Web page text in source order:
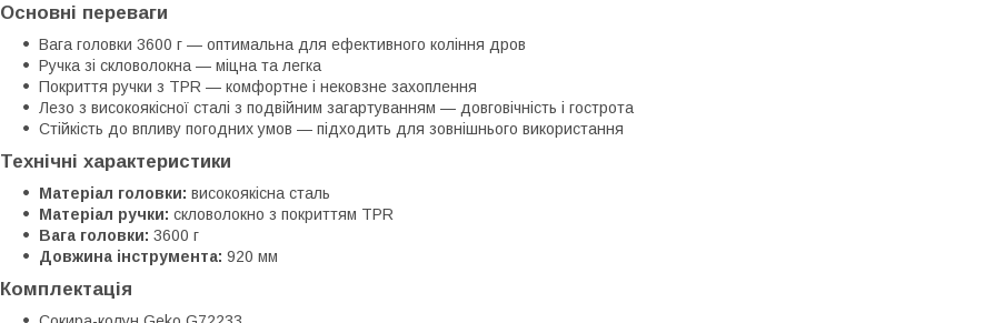
Основні переваги
Вага головки 3600 г — оптимальна для ефективного коління дров
Ручка зі скловолокна — міцна та легка
Покриття ручки з TPR — комфортне і нековзне захоплення
Лезо з високоякісної сталі з подвійним загартуванням — довговічність і гострота
Стійкість до впливу погодних умов — підходить для зовнішнього використання
Технічні характеристики
Матеріал головки: високоякісна сталь
Матеріал ручки: скловолокно з покриттям TPR
Вага головки: 3600 г
Довжина інструмента: 920 мм
Комплектація